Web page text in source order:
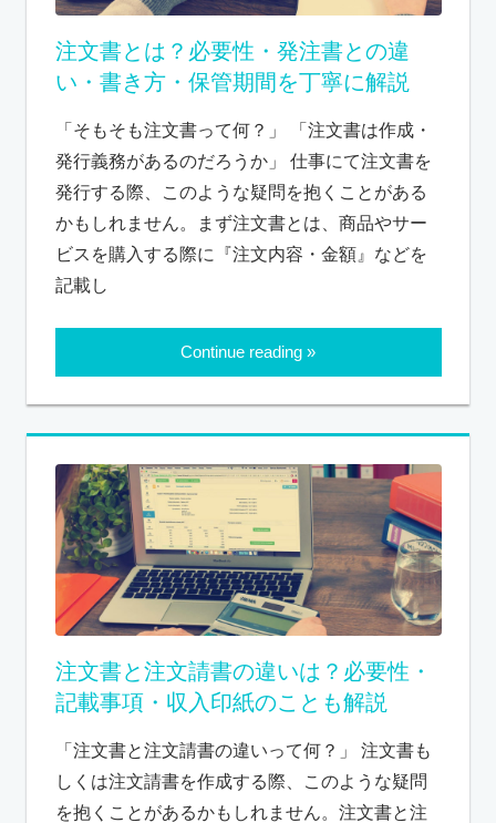
注文書とは？必要性・発注書との違
い・書き方・保管期間を丁寧に解説
「そもそも注文書って何？」 「注文書は作成・
発行義務があるのだろうか」 仕事にて注文書を
発行する際、このような疑問を抱くことがある
かもしれません。まず注文書とは、商品やサー
ビスを購入する際に『注文内容・金額』などを
記載し
Continue reading
注文書と注文請書の違いは？必要性・
記載事項・収入印紙のことも解説
「注文書と注文請書の違いって何？」 注文書も
しくは注文請書を作成する際、このような疑問
を抱くことがあるかもしれません。注文書と注